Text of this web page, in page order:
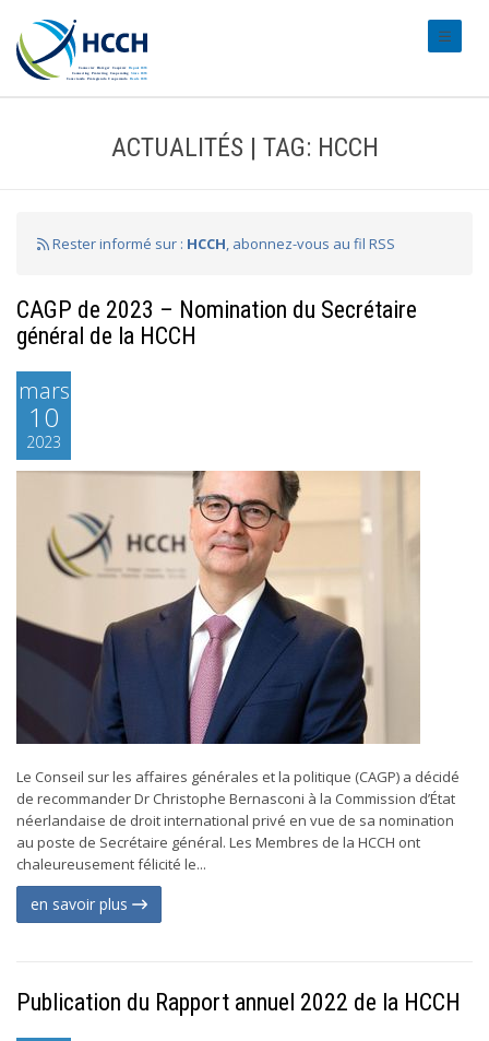
ACTUALITÉS | TAG: HCCH
Rester informé sur : HCCH, abonnez-vous au fil RSS
CAGP de 2023 – Nomination du Secrétaire
général de la HCCH
mars
10
2023
Le Conseil sur les affaires générales et la politique (CAGP) a décidé
de recommander Dr Christophe Bernasconi à la Commission d’État
néerlandaise de droit international privé en vue de sa nomination
au poste de Secrétaire général. Les Membres de la HCCH ont
chaleureusement félicité le...
en savoir plus
Publication du Rapport annuel 2022 de la HCCH